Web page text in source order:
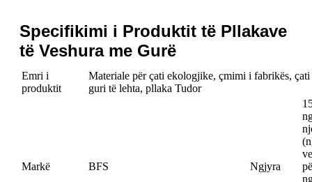
Specifikimi i Produktit të Pllakave
të Veshura me Gurë
Emri i
produktit
Materiale për çati ekologjike, çmimi i fabrikës, çati
guri të lehta, pllaka Tudor
Markë BFS Ngjyra